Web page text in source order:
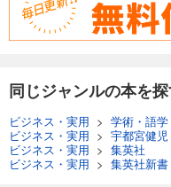
同じジャンルの本を
ビジネス・実用 > 学術・語学
ビジネス・実用 > 宇都宮健児
ビジネス・実用 > 集英社
ビジネス・実用 > 集英社新書